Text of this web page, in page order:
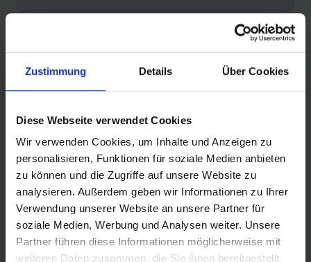
Zustimmung Details Über Cookies
Diese Webseite verwendet Cookies
Wir verwenden Cookies, um Inhalte und Anzeigen zu
personalisieren, Funktionen für soziale Medien anbieten
zu können und die Zugriffe auf unsere Website zu
analysieren. Außerdem geben wir Informationen zu Ihrer
Verwendung unserer Website an unsere Partner für
soziale Medien, Werbung und Analysen weiter. Unsere
Partner führen diese Informationen möglicherweise mit
weiteren Daten zusammen, die Sie ihnen bereitgestellt
PRODUKTINFORMATIONEN
Bikes
Magic Mary ist der Allround-Reifen für alle
Mountainbiker und Mountainbikerinnen, für die
Performance, Spaß und Sicherheit bergab im
Vordergrund stehen. Wenn du auf der Downhill-Strecke,
im Bikepark oder auf deinem Hometrail zuverlässig Grip
brauchst, liefert sie – vertrauenerweckend und
berechenbar. Neben Enduro- und Downhill-Bikes macht